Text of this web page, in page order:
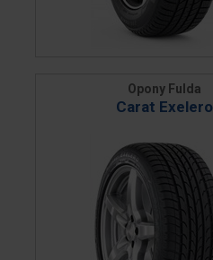
Opony Fulda
Carat Exelero